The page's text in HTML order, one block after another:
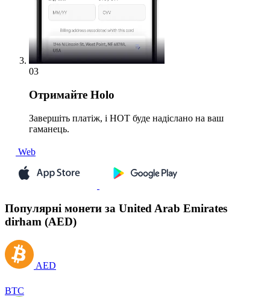
03
Отримайте Holo
Завершіть платіж, і HOT буде надіслано на ваш
гаманець.
Web
Популярні монети за United Arab Emirates
dirham (AED)
AED
BTC